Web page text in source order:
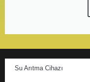
Su Arıtma Cihazı